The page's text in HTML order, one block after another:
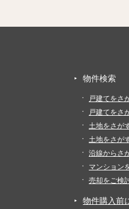
物件検索
戸建てをさ
戸建てをさ
土地をさが
土地をさが
沿線からさ
マンション
売却をご検
物件購入前